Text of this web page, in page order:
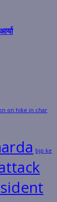
on hike in char
bjp ke